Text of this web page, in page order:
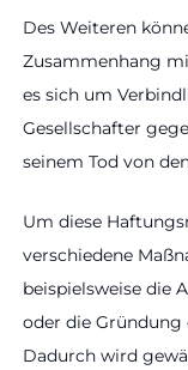
Des Weiteren
Zusammenhang
es sich um
Gesellschafter
seinem Tod von
Um diese
verschiedene
beispielsweise die
oder die
Dadurch wird